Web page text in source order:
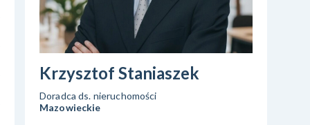
Krzysztof Staniaszek
Doradca ds. nieruchomości
Mazowieckie